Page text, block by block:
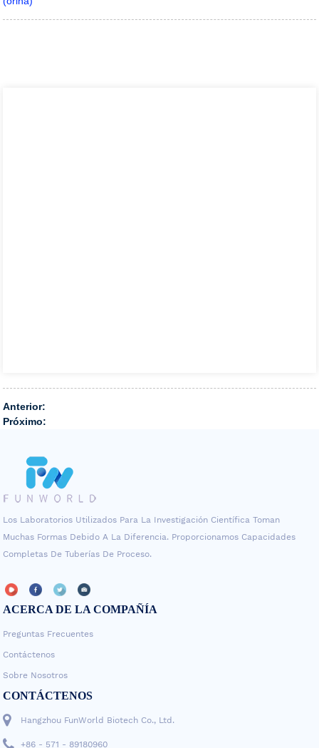
Anterior:
Próximo:
Los Laboratorios Utilizados Para La Investigación Científica Toman
Muchas Formas Debido A La Diferencia. Proporcionamos Capacidades
Completas De Tuberías De Proceso.
ACERCA DE LA COMPAÑÍA
Preguntas Frecuentes
Contáctenos
Sobre Nosotros
CONTÁCTENOS
Hangzhou FunWorld Biotech Co., Ltd.
+86 - 571 - 89180960